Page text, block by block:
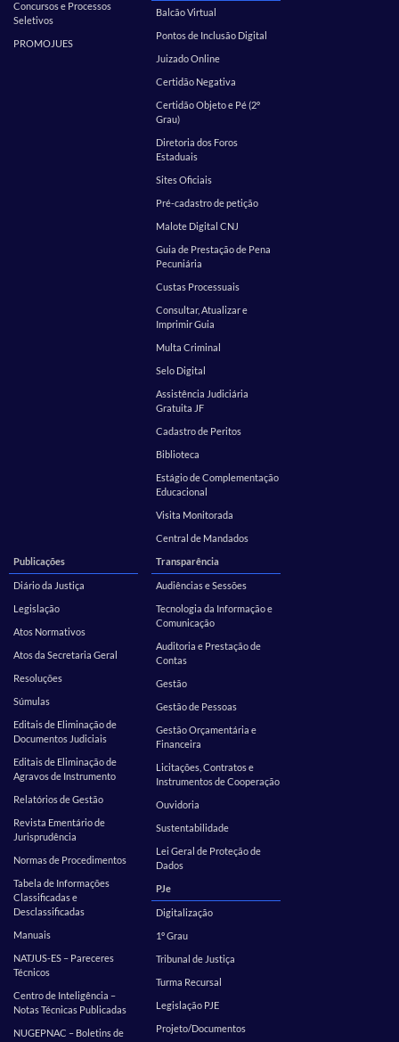
Concursos e Processos
Seletivos
PROMOJUES
Balcão Virtual
Pontos de Inclusão Digital
Juizado Online
Certidão Negativa
Certidão Objeto e Pé (2º
Grau)
Diretoria dos Foros
Estaduais
Sites Oficiais
Pré-cadastro de petição
Malote Digital CNJ
Guia de Prestação de Pena
Pecuniária
Custas Processuais
Consultar, Atualizar e
Imprimir Guia
Multa Criminal
Selo Digital
Assistência Judiciária
Gratuita JF
Cadastro de Peritos
Biblioteca
Estágio de Complementação
Educacional
Visita Monitorada
Central de Mandados
Publicações
Diário da Justiça
Legislação
Atos Normativos
Atos da Secretaria Geral
Resoluções
Súmulas
Editais de Eliminação de
Documentos Judiciais
Editais de Eliminação de
Agravos de Instrumento
Relatórios de Gestão
Revista Ementário de
Jurisprudência
Normas de Procedimentos
Tabela de Informações
Classificadas e
Desclassificadas
Manuais
NATJUS-ES – Pareceres
Técnicos
Centro de Inteligência –
Notas Técnicas Publicadas
NUGEPNAC – Boletins de
Transparência
Audiências e Sessões
Tecnologia da Informação e
Comunicação
Auditoria e Prestação de
Contas
Gestão
Gestão de Pessoas
Gestão Orçamentária e
Financeira
Licitações, Contratos e
Instrumentos de Cooperação
Ouvidoria
Sustentabilidade
Lei Geral de Proteção de
Dados
PJe
Digitalização
1º Grau
Tribunal de Justiça
Turma Recursal
Legislação PJE
Projeto/Documentos